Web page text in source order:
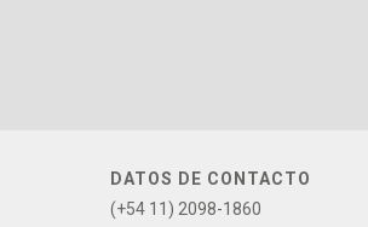
DATOS DE CONTACTO
(+54 11) 2098-1860